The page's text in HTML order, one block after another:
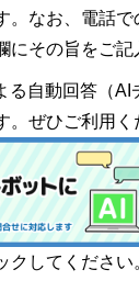
。なお、電話で
にその旨をご記
る自動回答（AI
。ぜひご利用く
してください